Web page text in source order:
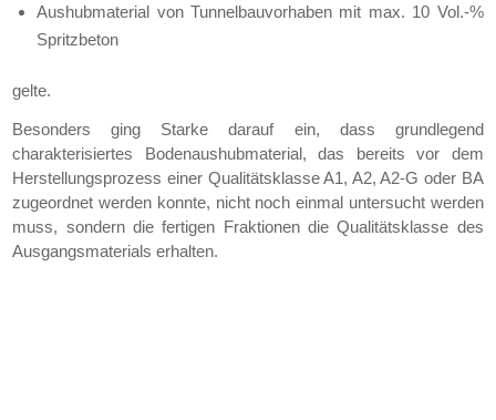
Aushubmaterial von Tunnelbauvorhaben mit max. 10 Vol.-%
Spritzbeton
gelte.
Besonders ging Starke darauf ein, dass grundlegend
charakterisiertes Bodenaushubmaterial, das bereits vor dem
Herstellungsprozess einer Qualitätsklasse A1, A2, A2-G oder BA
zugeordnet werden konnte, nicht noch einmal untersucht werden
muss, sondern die fertigen Fraktionen die Qualitätsklasse des
Ausgangsmaterials erhalten.